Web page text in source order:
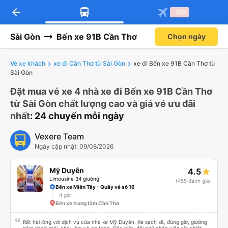
arrow_back -30k
Sài Gòn Bến xe 91B Cần Thơ Chọn ngày
Vé xe khách xe đi Cần Thơ từ Sài Gòn
xe đi Bến xe 91B Cần Thơ từ
Sài Gòn
Đặt mua vé xe 4 nhà xe đi Bến xe 91B Cần Thơ
từ Sài Gòn chất lượng cao và giá vé ưu đãi
nhất: 24 chuyến mỗi ngày
Vexere Team
Ngày cập nhật: 09/08/2026
Mỹ Duyên
Limousine 34 giường
4.5
(455 đánh giá)
Bến xe Miền Tây - Quầy vé số 16
4 giờ
Bến xe trung tâm Cần Thơ
Rất hài lòng với dịch vụ của nhà xe Mỹ Duyên. Xe sạch sẽ, đúng giờ, giường